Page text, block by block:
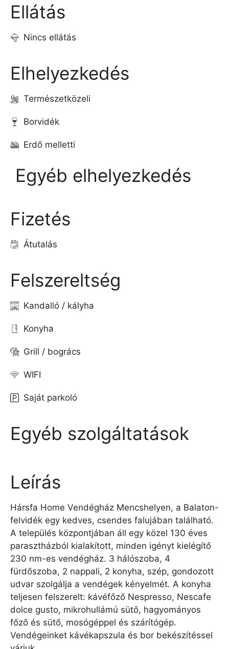
Felszereltség
Kandalló / kályha
Konyha
Grill / bogrács
WIFI
Saját parkoló
Ellátás
Nincs ellátás
Elhelyezkedés
Természetközeli
Borvidék
Erdő melletti
Egyéb elhelyezkedés
Fizetés
Átutalás
Egyéb szolgáltatások
Leírás
Hársfa Home Vendégház Mencshelyen, a Balaton-
felvidék egy kedves, csendes falujában található.
A település központjában áll egy közel 130 éves
parasztházból kialakított, minden igényt kielégítő
230 nm-es vendégház. 3 hálószoba, 4
fürdőszoba, 2 nappali, 2 konyha, szép, gondozott
udvar szolgálja a vendégek kényelmét. A konyha
teljesen felszerelt: kávéfőző Nespresso, Nescafe
dolce gusto, mikrohullámú sütő, hagyományos
főző és sütő, mosógéppel és szárítógép.
Vendégeinket kávékapszula és bor bekészítéssel